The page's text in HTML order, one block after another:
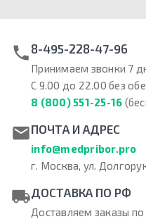
8-495-228-47-96
Принимаем звонки 7
С 9.00 до 22.00 без
8 (800) 551-25-16
ПОЧТА И АДРЕС
info@medpribor.pro
г. Москва, ул.
ДОСТАВКА ПО РФ
Доставляем заказы по